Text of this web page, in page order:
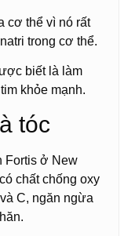
cơ thể vì nó rất
trong cơ thể.
biết là làm
khỏe mạnh.
tóc
Fortis ở New
chất chống oxy
C, ngăn ngừa